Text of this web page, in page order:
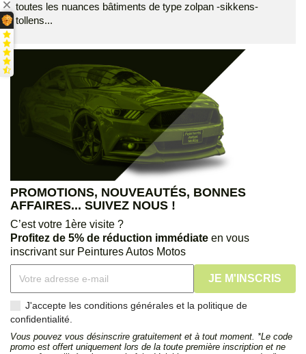
toutes les nuances bâtiments de type zolpan -sikkens-
tollens...
PROMOTIONS, NOUVEAUTÉS, BONNES
AFFAIRES... SUIVEZ NOUS !
C’est votre 1ère visite ?
Profitez de 5% de réduction immédiate en vous
inscrivant sur Peintures Autos Motos
J'accepte les conditions générales et la politique de
confidentialité.
Vous pouvez vous désinscrire gratuitement et à tout moment. *Le code
promo est offert uniquement lors de la toute première inscription et ne